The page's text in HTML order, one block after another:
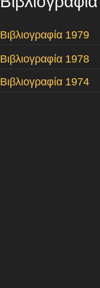
Βιβλιογραφία 1979
Μελέτες 1979
Αφιερώματα 1979
Βιβλιογραφία 1978
Βιβλιογραφία 1974